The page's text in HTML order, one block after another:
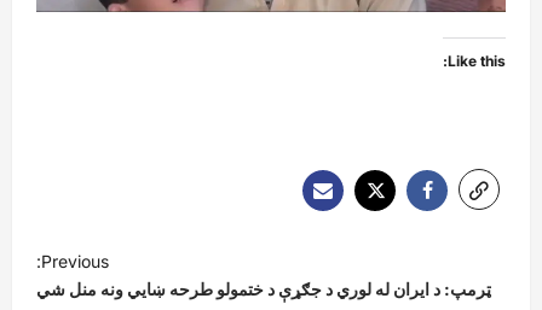
Like this:
Previous:
ټرمپ: د ایران له لوري د جګړې د ختمولو طرحه ښايي ونه منل شي